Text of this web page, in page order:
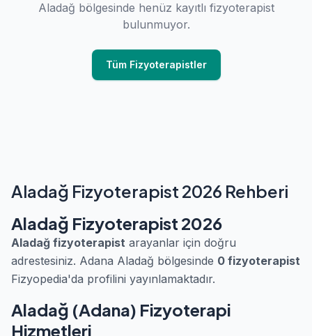
Aladağ bölgesinde henüz kayıtlı fizyoterapist
bulunmuyor.
Tüm Fizyoterapistler
Aladağ Fizyoterapist 2026 Rehberi
Aladağ Fizyoterapist 2026
Aladağ fizyoterapist arayanlar için doğru
adrestesiniz. Adana Aladağ bölgesinde 0 fizyoterapist
Fizyopedia'da profilini yayınlamaktadır.
Aladağ (Adana) Fizyoterapi
Hizmetleri